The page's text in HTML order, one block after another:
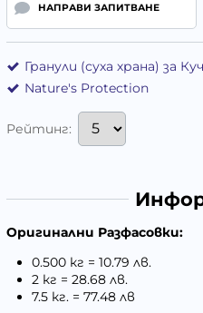
НАПРАВИ ЗАПИТВАНЕ
Гранули (суха храна) за
Nature's Protection
Рейтинг:
Оригинални Разфасовки:
0.500 кг = 10.79 лв.
2 кг = 28.68 лв.
7.5 кг. = 77.48 лв